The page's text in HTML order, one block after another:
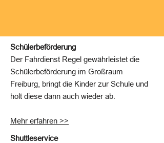
Schülerbeförderung
Der Fahrdienst Regel gewährleistet die
Schülerbeförderung im Großraum
Freiburg, bringt die Kinder zur Schule und
holt diese dann auch wieder ab.
Mehr erfahren >>
Shuttleservice